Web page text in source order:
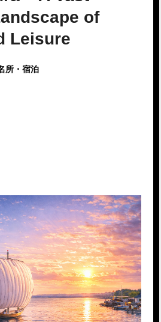
of
Leisure
・宿泊